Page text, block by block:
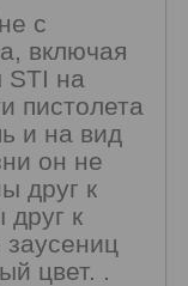
с
включая
STI на
пистолета
и на вид
он не
друг к
друг к
цвет. .